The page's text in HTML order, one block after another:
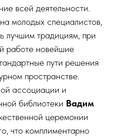
всей деятельности.
молодых специалистов,
лучшим традициям, при
работе новейшие
пути решения
пространстве.
ассоциации и
библиотеки Вадим
церемонии
что комплиментарно